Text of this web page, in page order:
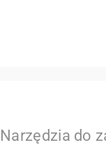
Narzędzia do